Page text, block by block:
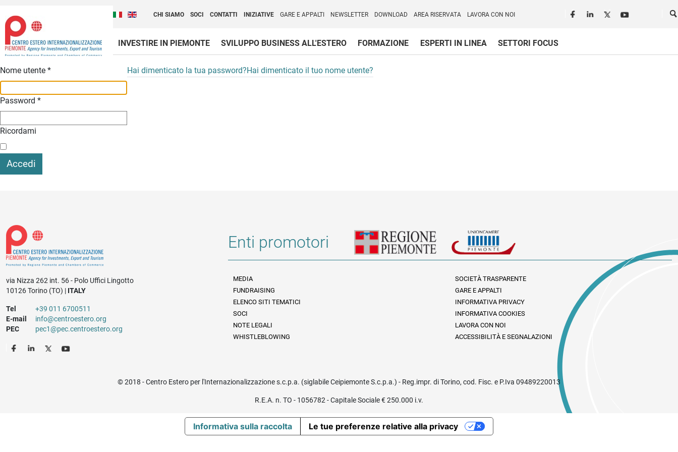
Italiano (Italia)
English (United Kingdom)
CHI SIAMO SOCI CONTATTI INIZIATIVE GARE E APPALTI NEWSLETTER DOWNLOAD AREA RISERVATA LAVORA CON NOI Seguici in rete
INVESTIRE IN PIEMONTE SVILUPPO BUSINESS ALL'ESTERO FORMAZIONE ESPERTI IN LINEA
SETTORI FOCUS
Nome utente *
Password *
Ricordami
Accedi
Hai dimenticato la tua password?Hai dimenticato il tuo nome utente?
via Nizza 262 int. 56 - Polo Uffici Lingotto
10126 Torino (TO) | ITALY
Tel
+39 011 6700511
E-mail
info@centroestero.org
PEC
pec1@pec.centroestero.org
Enti promotori
Informazioni legali e trasparenza
MEDIA
SOCIETÀ TRASPARENTE
FUNDRAISING
GARE E APPALTI
ELENCO SITI TEMATICI
INFORMATIVA PRIVACY
SOCI
INFORMATIVA COOKIES
NOTE LEGALI
LAVORA CON NOI
WHISTLEBLOWING
ACCESSIBILITÀ E SEGNALAZIONI
© 2018 - Centro Estero per l'Internazionalizzazione s.c.p.a. (siglabile Ceipiemonte S.c.p.a.) - Reg.impr. di Torino, cod. Fisc. e P.Iva 09489220013
R.E.A. n. TO - 1056782 - Capitale Sociale € 250.000 i.v.
Informativa sulla raccolta Le tue preferenze relative alla privacy